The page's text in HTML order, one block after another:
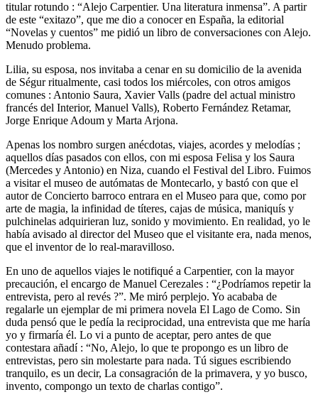
titular rotundo : “Alejo Carpentier. Una literatura inmensa”. A partir
de este “exitazo”, que me dio a conocer en España, la editorial
“Novelas y cuentos” me pidió un libro de conversaciones con Alejo.
Menudo problema.
Lilia, su esposa, nos invitaba a cenar en su domicilio de la avenida
de Ségur ritualmente, casi todos los miércoles, con otros amigos
comunes : Antonio Saura, Xavier Valls (padre del actual ministro
francés del Interior, Manuel Valls), Roberto Fernández Retamar,
Jorge Enrique Adoum y Marta Arjona.
Apenas los nombro surgen anécdotas, viajes, acordes y melodías ;
aquellos días pasados con ellos, con mi esposa Felisa y los Saura
(Mercedes y Antonio) en Niza, cuando el Festival del Libro. Fuimos
a visitar el museo de autómatas de Montecarlo, y bastó con que el
autor de Concierto barroco entrara en el Museo para que, como por
arte de magia, la infinidad de títeres, cajas de música, maniquís y
pulchinelas adquirieran luz, sonido y movimiento. En realidad, yo le
había avisado al director del Museo que el visitante era, nada menos,
que el inventor de lo real-maravilloso.
En uno de aquellos viajes le notifiqué a Carpentier, con la mayor
precaución, el encargo de Manuel Cerezales : “¿Podríamos repetir la
entrevista, pero al revés ?”. Me miró perplejo. Yo acababa de
regalarle un ejemplar de mi primera novela El Lago de Como. Sin
duda pensó que le pedía la reciprocidad, una entrevista que me haría
yo y firmaría él. Lo vi a punto de aceptar, pero antes de que
contestara añadí : “No, Alejo, lo que te propongo es un libro de
entrevistas, pero sin molestarte para nada. Tú sigues escribiendo
tranquilo, es un decir, La consagración de la primavera, y yo busco,
invento, compongo un texto de charlas contigo”.